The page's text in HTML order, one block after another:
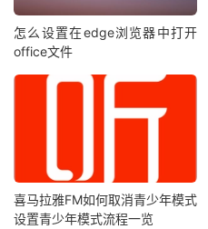
怎么设置在edge浏览器中打开
office文件
喜马拉雅FM如何取消青少年模式
设置青少年模式流程一览